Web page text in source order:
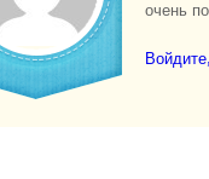
очень